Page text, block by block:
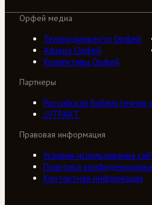
Орфей медиа
Телерадиоцентр Орфей
Афиша Орфей
Коллективы Орфей
Партнеры
Российская библиотечная
///ТРАКТ
Правовая информация
Условия использования
Политика
Контактная информация